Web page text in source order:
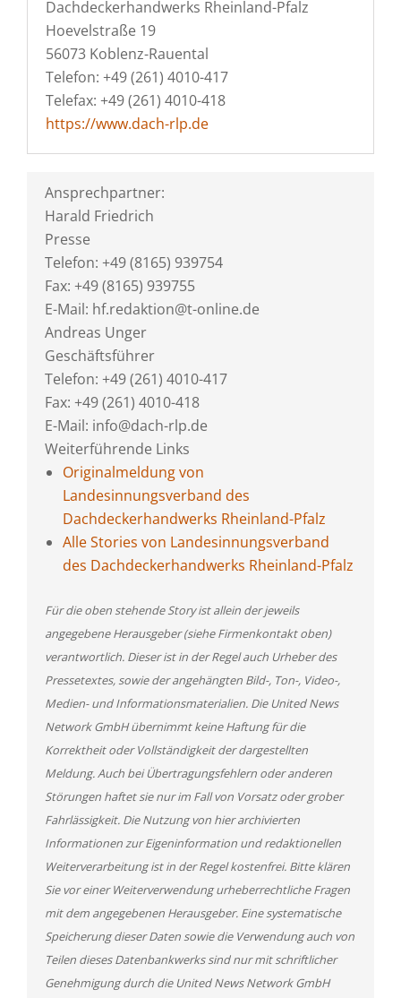
Dachdeckerhandwerks Rheinland-Pfalz
Hoevelstraße 19
56073 Koblenz-Rauental
Telefon: +49 (261) 4010-417
Telefax: +49 (261) 4010-418
https://www.dach-rlp.de
Ansprechpartner:
Harald Friedrich
Presse
Telefon: +49 (8165) 939754
Fax: +49 (8165) 939755
E-Mail: hf.redaktion@t-online.de
Andreas Unger
Geschäftsführer
Telefon: +49 (261) 4010-417
Fax: +49 (261) 4010-418
E-Mail: info@dach-rlp.de
Weiterführende Links
Originalmeldung von
Landesinnungsverband des
Dachdeckerhandwerks Rheinland-Pfalz
Alle Stories von Landesinnungsverband
des Dachdeckerhandwerks Rheinland-Pfalz
Für die oben stehende Story ist allein der jeweils
angegebene Herausgeber (siehe Firmenkontakt oben)
verantwortlich. Dieser ist in der Regel auch Urheber des
Pressetextes, sowie der angehängten Bild-, Ton-, Video-,
Medien- und Informationsmaterialien. Die United News
Network GmbH übernimmt keine Haftung für die
Korrektheit oder Vollständigkeit der dargestellten
Meldung. Auch bei Übertragungsfehlern oder anderen
Störungen haftet sie nur im Fall von Vorsatz oder grober
Fahrlässigkeit. Die Nutzung von hier archivierten
Informationen zur Eigeninformation und redaktionellen
Weiterverarbeitung ist in der Regel kostenfrei. Bitte klären
Sie vor einer Weiterverwendung urheberrechtliche Fragen
mit dem angegebenen Herausgeber. Eine systematische
Speicherung dieser Daten sowie die Verwendung auch von
Teilen dieses Datenbankwerks sind nur mit schriftlicher
Genehmigung durch die United News Network GmbH